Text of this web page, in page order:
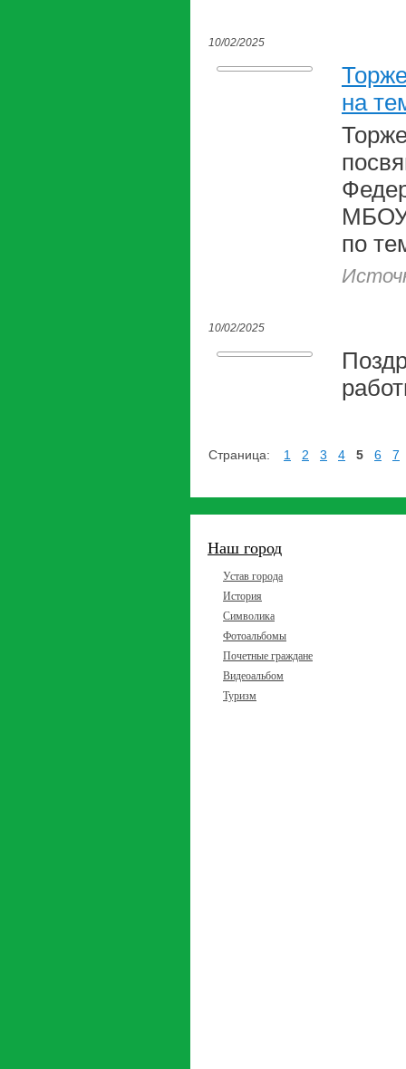
10/02/2025
на
МБОУ
по
10/02/2025
Страница: 1 2 3 4 5 6 7
Наш город
Устав города
История
Символика
Фотоальбомы
Почетные граждане
Видеоальбом
Туризм